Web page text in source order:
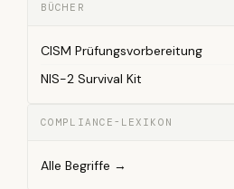
BÜCHER
CISM Prüfungsvorbereitung
NIS-2 Survival Kit
COMPLIANCE-LEXIKON
Alle Begriffe →